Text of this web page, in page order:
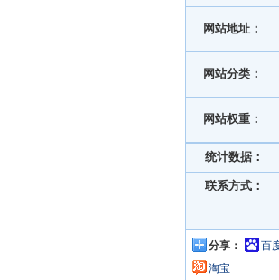
网站地址：
网站分类：
网站权重：
统计数据：
联系方式：
分享： 百
淘宝